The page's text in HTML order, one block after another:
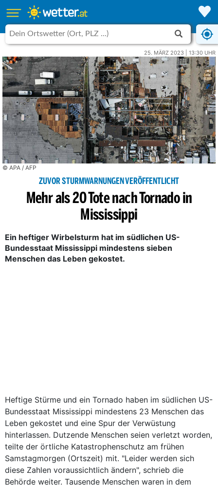
25. MÄRZ 2023 | 13:30 UHR
© APA / AFP
ZUVOR STURMWARNUNGEN VERÖFFENTLICHT
Mehr als 20 Tote nach Tornado in
Mississippi
Ein heftiger Wirbelsturm hat im südlichen US-
Bundesstaat Mississippi mindestens sieben
Menschen das Leben gekostet.
Heftige Stürme und ein Tornado haben im südlichen US-
Bundesstaat Mississippi mindestens 23 Menschen das
Leben gekostet und eine Spur der Verwüstung
hinterlassen. Dutzende Menschen seien verletzt worden,
teilte der örtliche Katastrophenschutz am frühen
Samstagmorgen (Ortszeit) mit. "Leider werden sich
diese Zahlen voraussichtlich ändern", schrieb die
Behörde weiter. Tausende Menschen waren in dem